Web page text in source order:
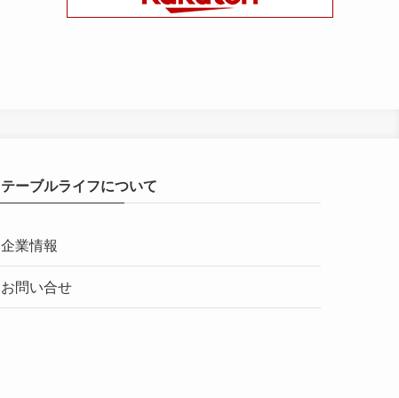
テーブルライフについて
企業情報
お問い合せ